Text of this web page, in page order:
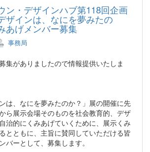
ン・デザインハブ第118回企画
ザインは、なにを夢みたの
あげメンバー募集
事務局
集がありましたので情報提供いたしま
は、なにを夢みたのか？」展の開催に先
ら展示会場そのものを社会教育的、デザ
治的にくみあげていくために、展示くみ
とともに、主旨に賛同していただける皆
バーとして、募集します。